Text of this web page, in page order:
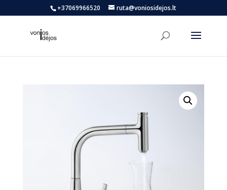
+37069966520 ruta@voniosidejos.lt